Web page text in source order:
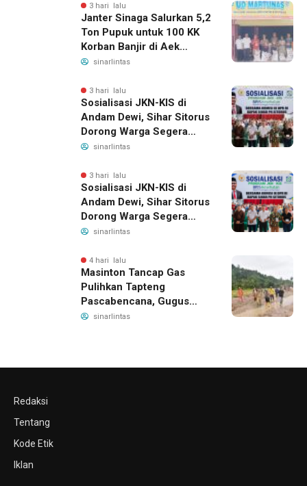
3 hari lalu
Janter Sinaga Salurkan 5,2
Ton Pupuk untuk 100 KK
Korban Banjir di Aek
Horsik
sinarlintas
3 hari lalu
Sosialisasi JKN-KIS di
Andam Dewi, Sihar Sitorus
Dorong Warga Segera
Daftar BPJS Kesehatan
sinarlintas
3 hari lalu
Sosialisasi JKN-KIS di
Andam Dewi, Sihar Sitorus
Dorong Warga Segera
Daftar BPJS Kesehatan
sinarlintas
4 hari lalu
Masinton Tancap Gas
Pulihkan Tapteng
Pascabencana, Gugus
Tugas SAHATA SAOLOAN
sinarlintas
Redaksi
Tentang
Kode Etik
Iklan